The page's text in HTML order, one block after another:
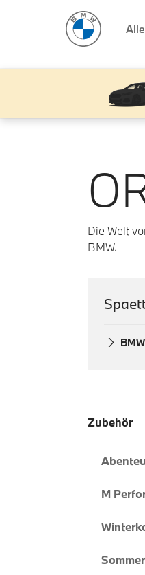
Die Welt
BMW.
Zubehör
M